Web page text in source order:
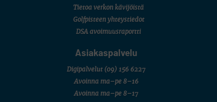
Tietoa verkon kävijöistä
Golfpisteen yhteystiedot
DSA avoimuusraportti
Asiakaspalvelu
Digipalvelut (09) 156 6227
Avoinna ma–pe 8–16
Avoinna ma–pe 8–17